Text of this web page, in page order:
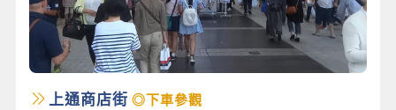
上通商店街 ◎下車參觀